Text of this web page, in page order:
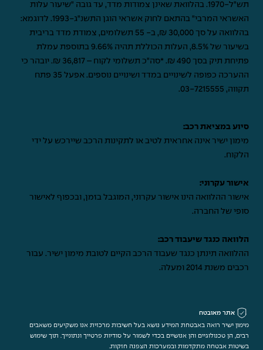
תש"ל-1970. בהלוואת שאינן צמודות מדד, עד גובה "שיעור עלות
האשראי המרבי" בהתאם לחוק אשראי הוגן התשנ"ג-1993. לדוגמא:
בהלוואה על סך 30,000 ₪, ב- 55 תשלומים, צמודת מדד בריבית
בשיעור של 8.5%, העלות הכוללת תהיה 9.66% בתוספת עמלת
פתיחת תיק בסך 490 ₪. *סה"כ תשלומי לקוח – 36,817 ₪. יובהר כי
ההערכה כפופה לשינויים במדד ושינויים נוספים. אפעל 35 פתח
תקווה, 03-7215555
.
סיוע במציאת רכב:
מימון ישיר אינה אחראית לטיב או לתקינות הרכב שיירכש על ידי
הלקוח.
אישור עקרוני:
אישור ההלוואה הינו אישור עקרוני, המוגבל בזמן, ובכפוף לאישור
סופי של החברה.
הלוואה כנגד שיעבוד רכב:
ההלוואה תינתן כנגד שעבוד הרכב הקיים לטובת מימון ישיר. עבור
רכבים משנת 2014 ומעלה.
אתר מאובטח
מימון ישיר רואה באבטחת המידע נושא בעל חשיבות מרכזית אנו משקיעים משאבים
רבים, הן טכנולוגיים והן אנושיים בכדי לשמור על סודיות פרטייך ונתונייך. תוך שימוש
בשיטות אבטחה מתקדמות ובמערכות הצפנה חזקות.